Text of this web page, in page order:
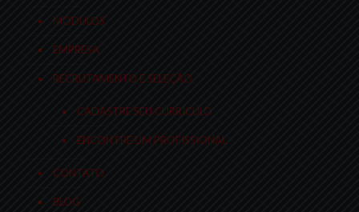
MÓDULOS
EMPRESA
RECRUTAMENTO E SELEÇÃO
CADASTRE SEU CURRÍCULO
ENCONTRE UM PROFISSIONAL
CONTATO
BLOG